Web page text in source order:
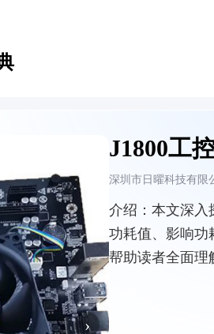
›
J1800工
深圳市日曜科技有限
介绍： 本文深入
功耗值、影响功
帮助读者全面理